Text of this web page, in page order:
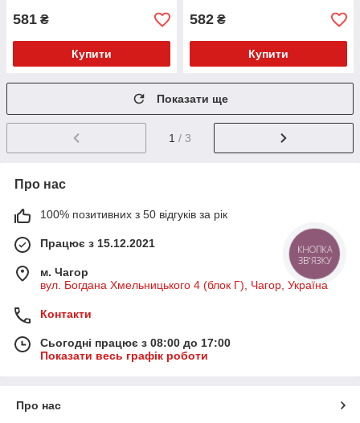
581 ₴
Купити
582 ₴
Купити
Показати ще
1 / 3
Про нас
100% позитивних з 50 відгуків за рік
Працює з 15.12.2021
м. Чагор
вул. Богдана Хмельницького 4 (блок Г), Чагор, Україна
Контакти
Сьогодні працює з 08:00 до 17:00
Показати весь графік роботи
Про нас
КНОПКА
ЗВ'ЯЗКУ